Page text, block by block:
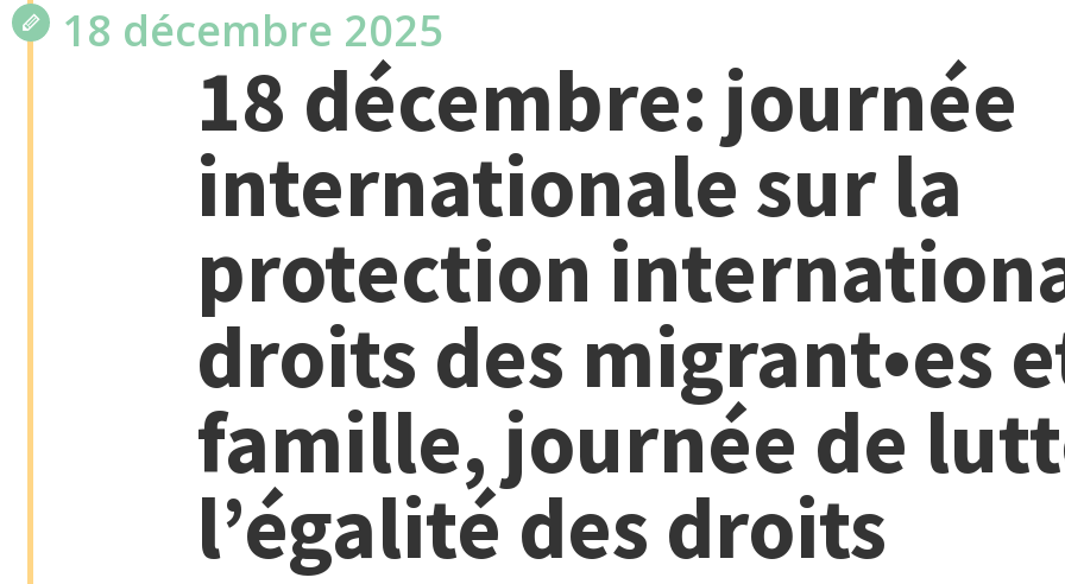
18 décembre 2025
18 décembre: journée
internationale sur la
protection
droits des migrant•es
famille, journée de
l’égalité des droits